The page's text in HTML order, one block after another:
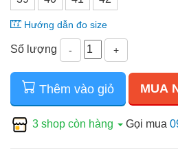
Hướng dẫn đo size
Số lượng - +
Thêm vào giỏ MUA
3 shop còn hàng Gọi mua